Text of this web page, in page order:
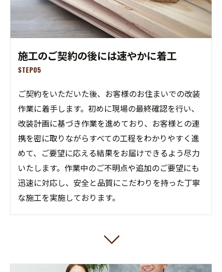
施工のご契約の後には速やかに着工
STEP05
ご契約をいただいた後、お客様のお住まいでの改装
作業に着手します。初めに現場の最終確認を行い、
改装計画に基づき作業を進めており、お客様との連
携を密に取りながらすべての工程をわかりやすく進
めて、ご要望に応える結果をお届けできるよう尽力
いたします。作業中のご不明点や追加のご要望にも
迅速に対応し、安全と品質にこだわりを持った丁寧
な施工を実施しております。